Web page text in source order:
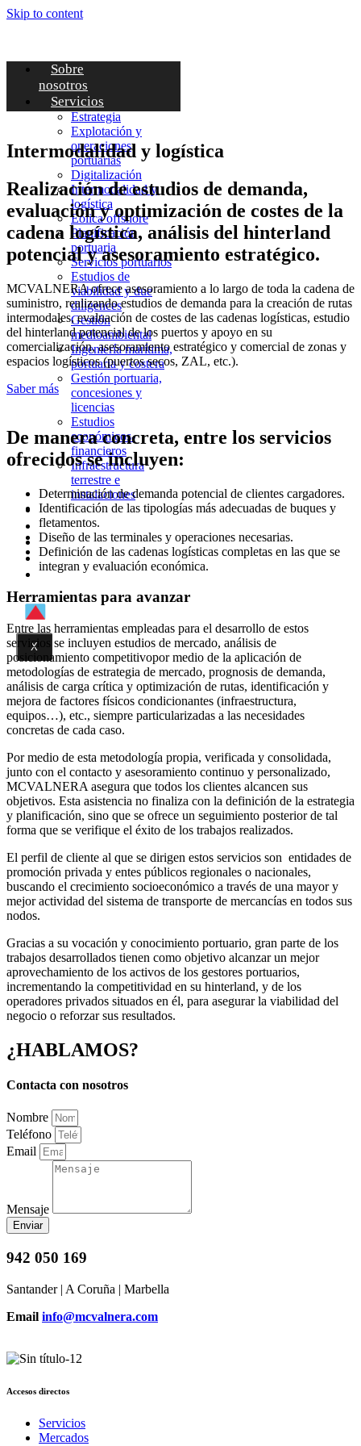
Skip to content
Sobre
nosotros
Servicios
Estrategia
Explotación y
operaciones
portuarias
Digitalización
Intermodalidad y
logística
Eólica offshore
Planificación
portuaria
Servicios portuarios
Estudios de
viabilidad y due
diligences
Gestión
medioambiental
Ingeniería marítima,
portuaria y costera
Gestión portuaria,
concesiones y
licencias
Estudios
económicos-
financieros
Infraestructura
terrestre e
instalaciones
Innovación
Actualidad
Contacto
ACADAR
ACASYS
X
Intermodalidad y logística
Realización de estudios de demanda,
evaluación y optimización de costes de la
cadena logística, análisis del hinterland
potencial y asesoramiento estratégico.
MCVALNERA ofrece asesoramiento a lo largo de toda la cadena de
suministro, realizando estudios de demanda para la creación de rutas
intermodales, evaluación de costes de las cadenas logísticas, estudio
del hinterland potencial de los puertos y apoyo en su
comercialización, asesoramiento estratégico y comercial de zonas y
espacios logísticos (puertos secos, ZAL, etc.).
Saber más
De manera concreta, entre los servicios
ofrecidos se incluyen:
Determinación de demanda potencial de clientes cargadores.
Identificación de las tipologías más adecuadas de buques y
fletamentos.
Diseño de las terminales y operaciones necesarias.
Definición de las cadenas logísticas completas en las que se
integran y evaluación económica.
Herramientas para avanzar
Entre las herramientas empleadas para el desarrollo de estos
servicios se incluyen estudios de mercado, análisis de
posicionamiento competitivopor medio de la aplicación de
metodologías de estrategia de mercado, prognosis de demanda,
análisis de carga crítica y optimización de rutas, identificación y
mejora de factores físicos condicionantes (infraestructura,
equipos…), etc., siempre particularizadas a las necesidades
concretas de cada caso.
Por medio de esta metodología propia, verificada y consolidada,
junto con el contacto y asesoramiento continuo y personalizado,
MCVALNERA asegura que todos los clientes alcancen sus
objetivos. Esta asistencia no finaliza con la definición de la estrategia
y planificación, sino que se ofrece un seguimiento posterior de tal
forma que se verifique el éxito de los trabajos realizados.
El perfil de cliente al que se dirigen estos servicios son entidades de
promoción privada y entes públicos regionales o nacionales,
buscando el crecimiento socioeconómico a través de una mayor y
mejor actividad del sistema de transporte de mercancías en todos sus
nodos.
Gracias a su vocación y conocimiento portuario, gran parte de los
trabajos desarrollados tienen como objetivo alcanzar un mejor
aprovechamiento de los activos de los gestores portuarios,
incrementando la competitividad en su hinterland, y de los
operadores privados situados en él, para asegurar la viabilidad del
negocio o reforzar sus resultados.
¿HABLAMOS?
Contacta con nosotros
Nombre
Teléfono
Email
Mensaje
Enviar
942 050 169
Santander | A Coruña | Marbella
Email info@mcvalnera.com
Accesos directos
Servicios
Mercados